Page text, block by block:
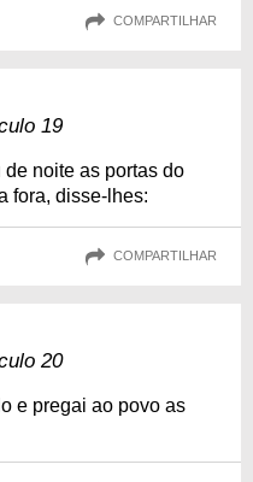
COMPARTILHAR
19
noite as portas do
fora, disse-lhes:
COMPARTILHAR
20
e pregai ao povo as